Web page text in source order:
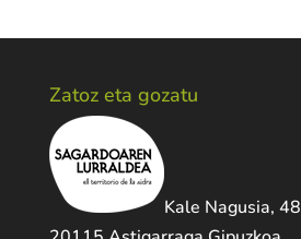
Zatoz eta gozatu
Kale Nagusia, 48